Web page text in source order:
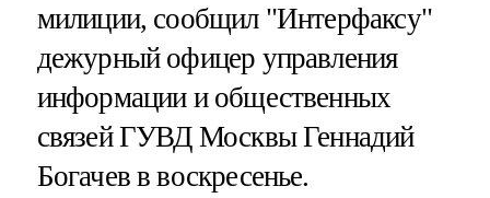
милиции, сообщил "Интерфаксу"
дежурный офицер управления
информации и общественных
связей ГУВД Москвы Геннадий
Богачев в воскресенье.